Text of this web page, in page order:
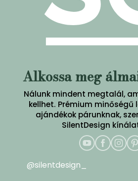
Alkossa meg
Nálunk mindent megtalál,
kellhet. Prémium minőségű
ajándékok párunknak,
SilentDesign
@silentdesign_